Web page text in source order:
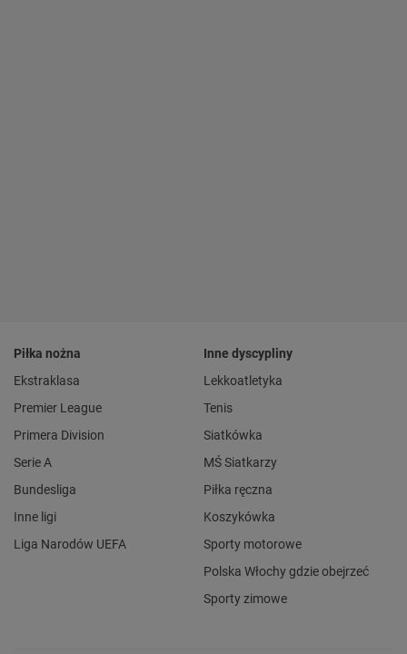
Piłka nożna
Ekstraklasa
Premier League
Primera Division
Serie A
Bundesliga
Inne ligi
Liga Narodów UEFA
Inne dyscypliny
Lekkoatletyka
Tenis
Siatkówka
MŚ Siatkarzy
Piłka ręczna
Koszykówka
Sporty motorowe
Polska Włochy gdzie obejrzeć
Sporty zimowe